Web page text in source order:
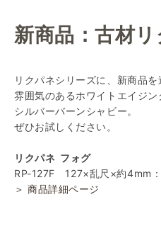
新商品：古材
リクパネシリーズに、新商品を
雰囲気のあるホワイトエイジ
シルバーバーンシャビー。
ぜひお試しください。
リクパネ フォグ
RP-127F 127×乱尺×約4mm
＞ 商品詳細ページ